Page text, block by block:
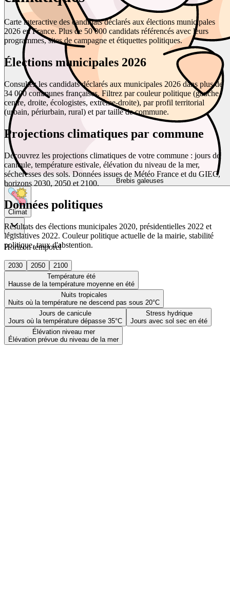
Brebis galeuses
Climat
Horizon temporel
2030 2050
2100
Température été
Hausse de la température moyenne en été
Nuits tropicales
Nuits où la température ne descend pas sous 20°C
Jours de canicule
Jours où la température dépasse 35°C
Stress hydrique
Jours avec sol sec en été
Élévation niveau mer
Élévation prévue du niveau de la mer
Carte interactive des candidats déclarés aux élections municipales
2026 en France. Plus de 50 000 candidats référencés avec leurs
programmes, sites de campagne et étiquettes politiques.
Élections municipales 2026
Consultez les candidats déclarés aux municipales 2026 dans plus de
34 000 communes françaises. Filtrez par couleur politique (gauche,
centre, droite, écologistes, extrême-droite), par profil territorial
(urbain, périurbain, rural) et par taille de commune.
Projections climatiques par commune
Découvrez les projections climatiques de votre commune : jours de
canicule, température estivale, élévation du niveau de la mer,
sécheresses des sols. Données issues de Météo France et du GIEC,
horizons 2030, 2050 et 2100.
Données politiques
Résultats des élections municipales 2020, présidentielles 2022 et
législatives 2022. Couleur politique actuelle de la mairie, stabilité
politique, taux d'abstention.